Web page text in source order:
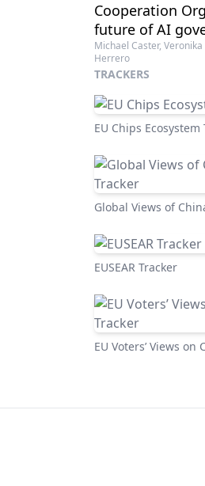
Cooperation
future of AI
Michael Caster,
Herrero
TRACKERS
EU Chips Ecosystem
Global Views of
EUSEAR Tracker
EU Voters’ Views on